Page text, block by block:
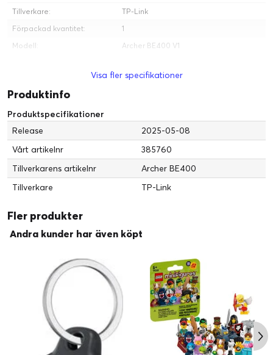
Tillverkare:
TP-Link
Förpackad kvantitet:
1
Modell:
Archer BE400 V1
TP-Link
Diverse
Krypteringsalgoritm:
Enterprise, WPA3
Internet of Things (IoT)
Kompatibel med Internet of
Things (IoT):
Ja
Mått och vikt
26.86 cm
Visa fler specifikationer
Produktinfo
Produktspecifikationer
Release
2025-05-08
Vårt artikelnr
385760
Tillverkarens artikelnr
Archer BE400
Tillverkare
TP-Link
Fler produkter
Andra kunder har även köpt